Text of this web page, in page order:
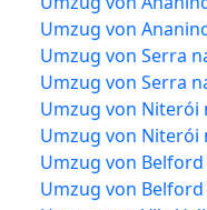
Umzug von
Umzug von Serra
Umzug von Serra
Umzug von Niterói
Umzug von Niterói
Umzug von
Umzug von